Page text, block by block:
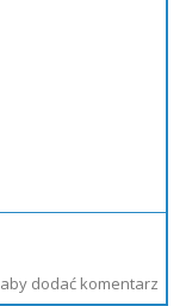
aby dodać komentarz